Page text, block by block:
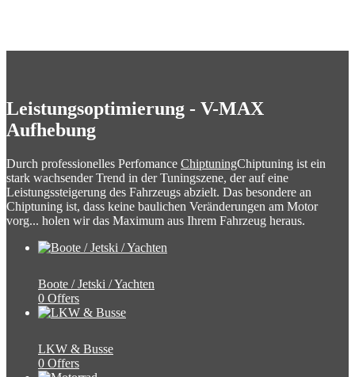
Leistungsoptimierung - V-MAX
Aufhebung
Durch professionelles Perfomance ChiptuningChiptuning ist ein
stark wachsender Trend in der Tuningszene, der auf eine
Leistungssteigerung des Fahrzeugs abzielt. Das besondere an
Chiptuning ist, dass keine baulichen Veränderungen am Motor
vorg... holen wir das Maximum aus Ihrem Fahrzeug heraus.
Boote / Jetski / Yachten
0 Offers
LKW & Busse
0 Offers